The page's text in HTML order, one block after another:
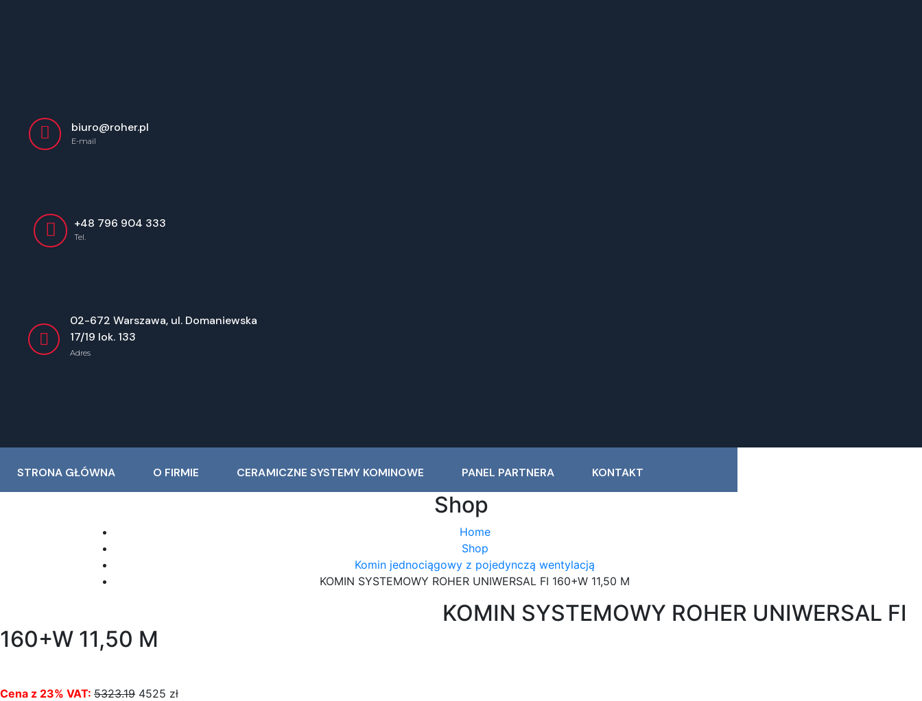
biuro@roher.pl
E-mail
+48 796 904 333
Tel.
02-672 Warszawa, ul. Domaniewska
17/19 lok. 133
Adres
STRONA GŁÓWNA O FIRMIE CERAMICZNE SYSTEMY KOMINOWE PANEL PARTNERA KONTAKT
Shop
Home
Shop
Komin jednociągowy z pojedynczą wentylacją
KOMIN SYSTEMOWY ROHER UNIWERSAL FI 160+W 11,50 M
KOMIN SYSTEMOWY ROHER UNIWERSAL FI
160+W 11,50 M
Cena z 23% VAT: 5323.19 4525 zł